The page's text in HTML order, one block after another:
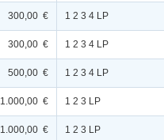
300,00 € 1 2 3 4 LP
300,00 € 1 2 3 4 LP
500,00 € 1 2 3 4 LP
1.000,00 € 1 2 3 LP
1.000,00 € 1 2 3 LP